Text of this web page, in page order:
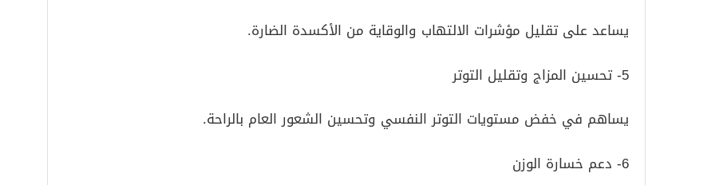
يساعد على تقليل مؤشرات الالتهاب والوقاية من الأكسدة الضارة.
5- تحسين المزاج وتقليل التوتر
يساهم في خفض مستويات التوتر النفسي وتحسين الشعور العام بالراحة.
6- دعم خسارة الوزن